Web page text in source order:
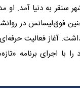
19 آذر 1363 در شهر سنقر به
فوق‌لیسانس در
آغاز فعالیت حرفه‌ای
با اجرای برنامه